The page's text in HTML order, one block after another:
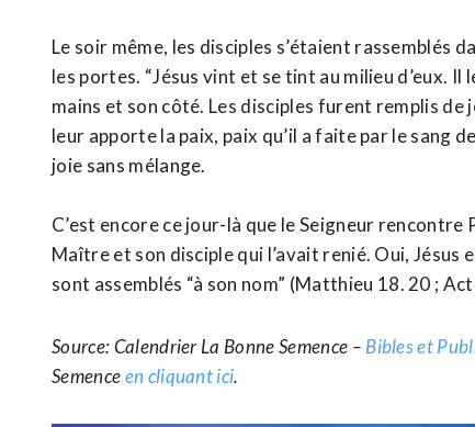
Le soir même, les disciples s’étaient rassemblés
les portes. “Jésus vint et se tint au milieu d’eux.
mains et son côté. Les disciples furent remplis de
leur apporte la paix, paix qu’il a faite par le sang
joie sans mélange.
C’est encore ce jour-là que le Seigneur
Maître et son disciple qui l’avait renié. Oui, Jésus
sont assemblés “à son nom” (Matthieu 18. 20 ;
Source: Calendrier La Bonne Semence – Bibles et
Semenceen cliquant ici.